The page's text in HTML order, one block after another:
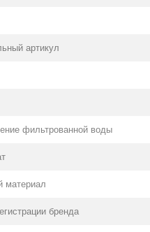
артикул
фильтрованной воды
материал
бренда